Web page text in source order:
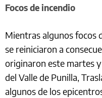
Focos de incendio
Mientras algunos focos
se reiniciaron a
originaron este martes
del Valle de Punilla,
algunos de los